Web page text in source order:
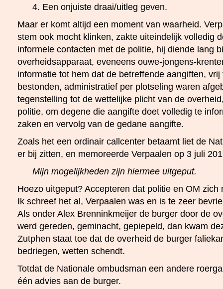
4. Een onjuiste draai/uitleg geven.
Maar er komt altijd een moment van waarheid.
stem ook mocht klinken, zakte uiteindelijk volledig
informele contacten met de politie, hij diende lang
overheidsapparaat, eveneens ouwe-jongens-
informatie tot hem dat de betreffende aangiften, vrij
bestonden, administratief per plotseling waren
tegenstelling tot de wettelijke plicht van de
politie, om degene die aangifte doet volledig te
zaken en vervolg van de gedane aangifte.
Zoals het een ordinair callcenter betaamt liet de
er bij zitten, en memoreerde Verpaalen op 3 juli
Mijn mogelijkheden zijn hiermee uitgeput.
Hoezo uitgeput? Accepteren dat politie en OM zich
Ik schreef het al, Verpaalen was en is te zeer
Als onder Alex Brenninkmeijer de burger door de
werd gereden, geminacht, gepiepeld, dan kwam
Zutphen staat toe dat de overheid de burger
bedriegen, wetten schendt.
Totdat de Nationale ombudsman een andere
één advies aan de burger.